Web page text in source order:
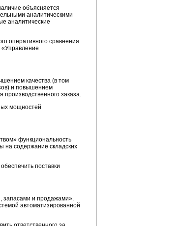
объясняется
аналитическими
аналитические
оперативного сравнения
качества (в том
и повышением
заказа.
мощностей
функциональность
на содержание складских
поставки
запасами и продажами».
автоматизированной